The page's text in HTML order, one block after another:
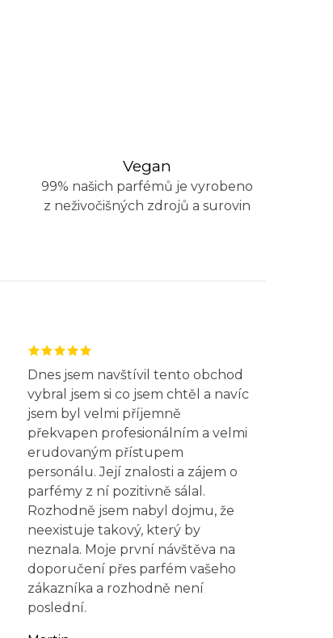
Vegan
99% našich parfémů je vyrobeno
z neživočišných zdrojů a surovin
Dnes jsem navštívil tento obchod
vybral jsem si co jsem chtěl a navíc
jsem byl velmi příjemně
překvapen profesionálním a velmi
erudovaným přístupem
personálu. Její znalosti a zájem o
parfémy z ní pozitivně sálal.
Rozhodně jsem nabyl dojmu, že
neexistuje takový, který by
neznala. Moje první návštěva na
doporučení přes parfém vašeho
zákazníka a rozhodně není
poslední.